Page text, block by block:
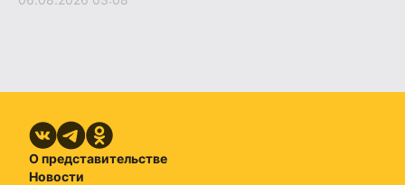
О представительстве
Новости